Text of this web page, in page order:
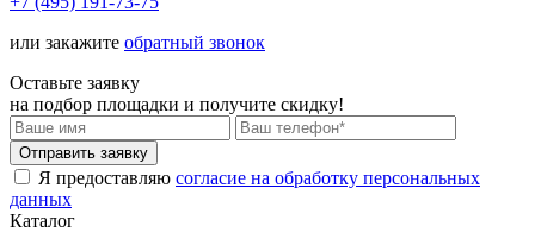
или закажите обратный звонок
Оставьте заявку
на подбор площадки и получите скидку!
Я предоставляю согласие на обработку персональных
данных
Каталог